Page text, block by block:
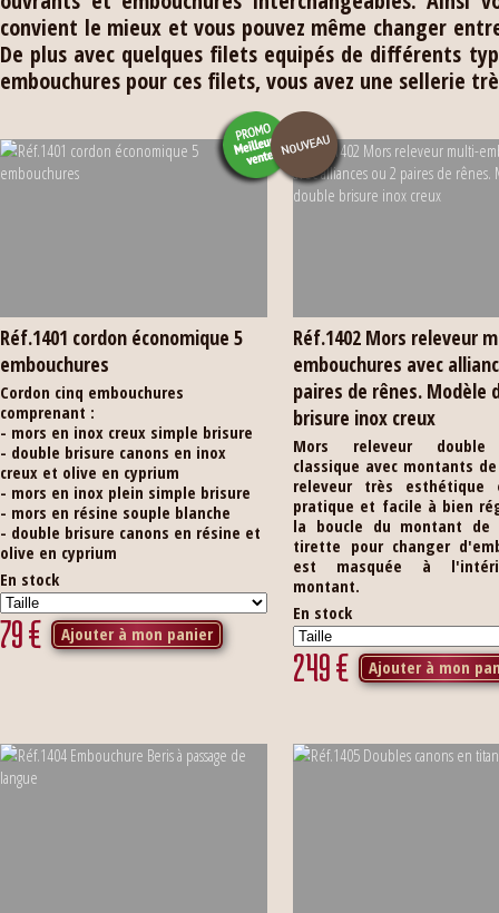
convient le mieux et vous pouvez même changer
De plus avec quelques filets equipés de différents
embouchures pour ces filets, vous avez une sellerie
Réf.1401 cordon économique 5
embouchures
Cordon cinq embouchures
comprenant :
- mors en inox creux simple brisure
- double brisure canons en inox
creux et olive en cyprium
- mors en inox plein simple brisure
- mors en résine souple blanche
- double brisure canons en résine et
olive en cyprium
En stock
79€ Ajouter à mon panier
Réf.1402 Mors releveur
embouchures avec
paires de rênes. Modèle
brisure inox creux
Mors releveur double
classique avec montants
releveur très esthétique
pratique et facile à bien
la boucle du montant
tirette pour changer
est masquée à
montant.
En stock
249€ Ajouter à mon